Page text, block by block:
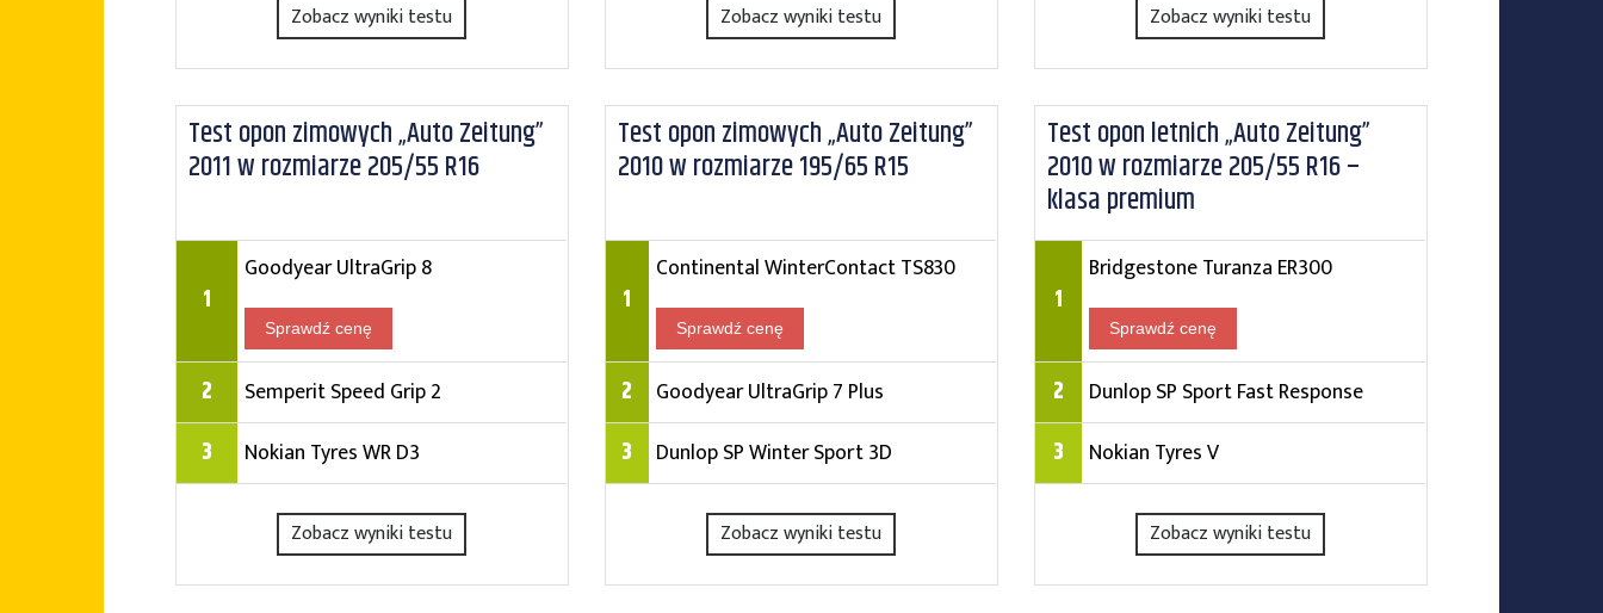
Zobacz wyniki testu Zobacz wyniki testu Zobacz wyniki testu
Test opon zimowych „Auto Zeitung”
2011 w rozmiarze 205/55 R16
1
Goodyear UltraGrip 8
Sprawdź cenę
2 Semperit Speed Grip 2
3 Nokian Tyres WR D3
Zobacz wyniki testu
Test opon zimowych „Auto Zeitung”
2010 w rozmiarze 195/65 R15
1
Continental WinterContact TS830
Sprawdź cenę
2 Goodyear UltraGrip 7 Plus
3 Dunlop SP Winter Sport 3D
Zobacz wyniki testu
Test opon letnich „Auto Zeitung”
2010 w rozmiarze 205/55 R16 –
klasa premium
1
Bridgestone Turanza ER300
Sprawdź cenę
2 Dunlop SP Sport Fast Response
3 Nokian Tyres V
Zobacz wyniki testu